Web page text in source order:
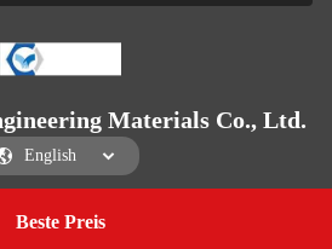
Beste Preis
Materials Co., Ltd.
Engineering Materials Co., Ltd.